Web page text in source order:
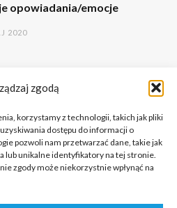
zgodą
korzystamy z technologii, takich jak pliki
dostępu do informacji o
pozwoli nam przetwarzać dane, takie jak
lub unikalne identyfikatory na tej stronie.
zgody może niekorzystnie wpłynąć na
opowiadania/emocje
2020